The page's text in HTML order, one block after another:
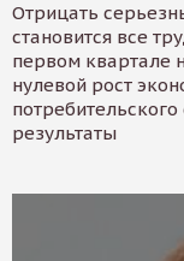
Отрицать
становится все
первом квартале
нулевой рост
результаты